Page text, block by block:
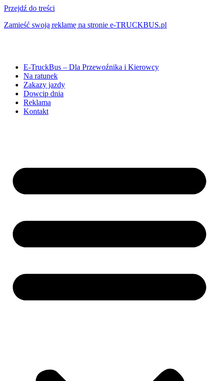
Przejdź do treści
Zamieść swoją reklamę na stronie e-TRUCKBUS.pl
E-TruckBus – Dla Przewoźnika i Kierowcy
Na ratunek
Zakazy jazdy
Dowcip dnia
Reklama
Kontakt